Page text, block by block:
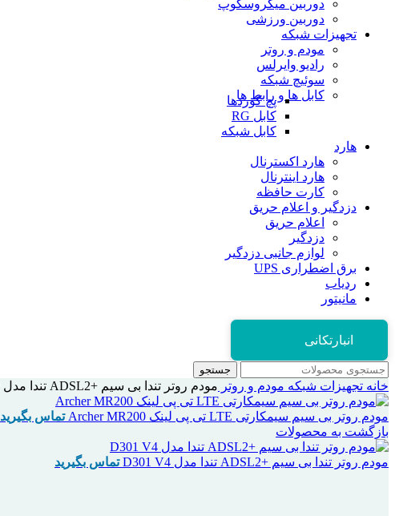
دوربین میکروسکوپ
دوربین ورزشی
تجهیزات شبکه
مودم و روتر
رادیو وایرلس
سوئیچ شبکه
کابل ها و رابط ها
پچ کوردها
کابل RG
کابل شبکه
هارد
هارد اکسترنال
هارد اینترنال
کارت حافظه
دزدگیر و اعلام حریق
اعلام حریق
دزدگیر
لوازم جانبی دزدگیر
برق اضطراری UPS
ردیاب
مانیتور
انبارتکانی
جستجو
خانه تجهیزات شبکه مودم و روتر مودم روتر تندا بی سیم +ADSL2 تندا مدل D301 V2
مودم روتر بی سیم سیمکارتی LTE تی پی لینک Archer MR200
تماس بگیرید
بازگشت به محصولات
مودم روتر تندا بی سیم +ADSL2 تندا مدل D301 V4
تماس بگیرید